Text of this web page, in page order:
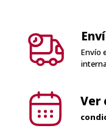
Envío
Ver